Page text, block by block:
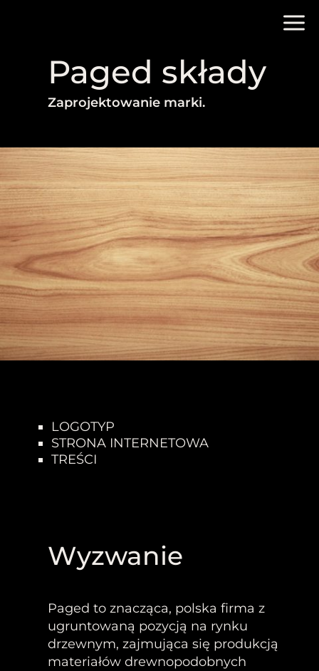
Paged składy
Zaprojektowanie marki.
LOGOTYP
STRONA INTERNETOWA
TREŚCI
Wyzwanie
Paged to znacząca, polska firma z
ugruntowaną pozycją na rynku
drzewnym, zajmująca się produkcją
materiałów drewnopodobnych